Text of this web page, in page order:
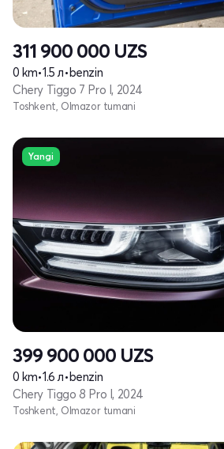
311 900 000 UZS
0 km•1.5 л•benzin
Chery Tiggo 7 Pro I, 2024
Toshkent, Olmazor tumani
Yangi
399 900 000 UZS
0 km•1.6 л•benzin
Chery Tiggo 8 Pro I, 2024
Toshkent, Olmazor tumani